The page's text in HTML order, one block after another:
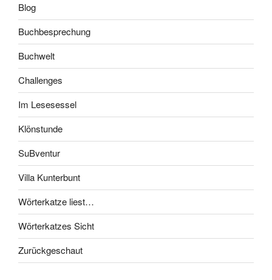
Blog
Buchbesprechung
Buchwelt
Challenges
Im Lesesessel
Klönstunde
SuBventur
Villa Kunterbunt
Wörterkatze liest…
Wörterkatzes Sicht
Zurückgeschaut